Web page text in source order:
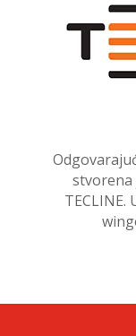
stvorena